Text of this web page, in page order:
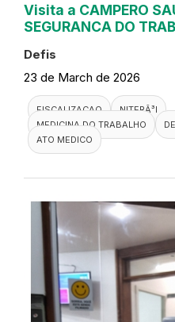
Visita a CAMPERO
SEGURANCA DO
Defis
23 de March de 2026
FISCALIZACAO
NITERÃ³I
MEDICINA DO TRABALHO
ATO MEDICO